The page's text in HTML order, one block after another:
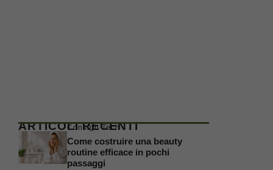
ARTICOLI RECENTI
Consigli Tech
Come costruire una beauty
routine efficace in pochi
passaggi